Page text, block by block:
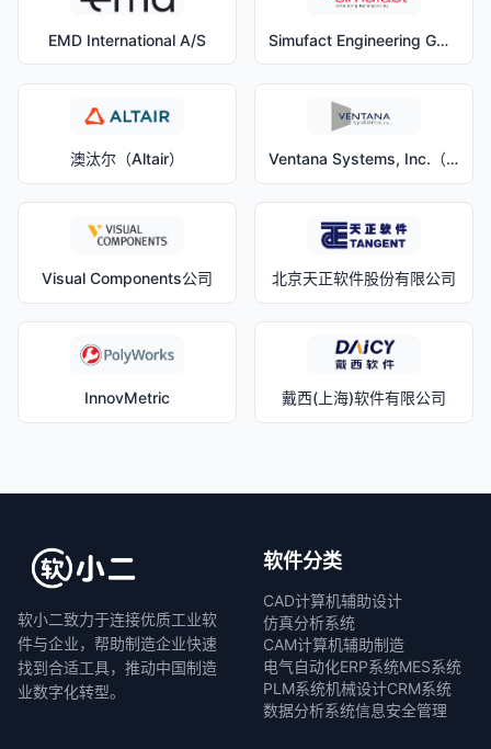
EMD International A/S Simufact Engineering GmbH
澳汰尔（Altair） Ventana Systems, Inc.（文塔纳系统公司）
Visual Components公司 北京天正软件股份有限公司
InnovMetric 戴西(上海)软件有限公司
软小二致力于连接优质工业软
件与企业，帮助制造企业快速
找到合适工具，推动中国制造
业数字化转型。
软件分类
CAD计算机辅助设计
仿真分析系统
CAM计算机辅助制造
电气自动化ERP系统MES系统
PLM系统机械设计CRM系统
数据分析系统信息安全管理